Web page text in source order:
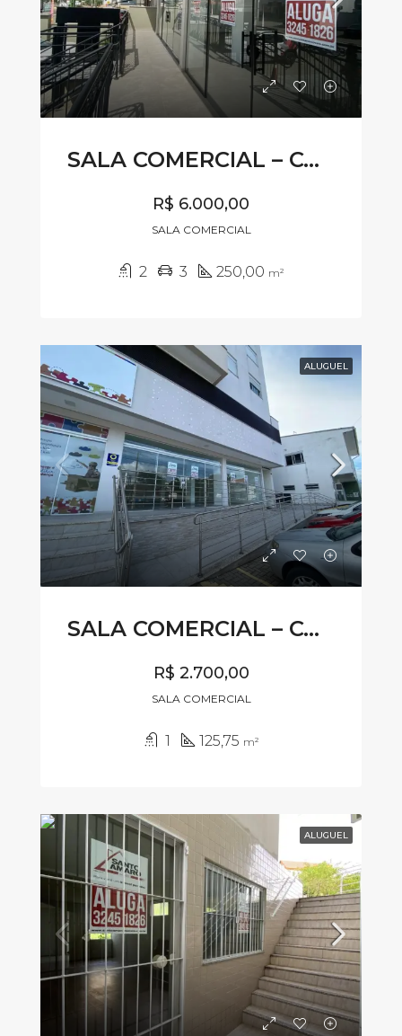
SALA COMERCIAL – CÓDIGO SL665
R$ 6.000,00
SALA COMERCIAL
2 3 250,00 m²
ALUGUEL
SALA COMERCIAL – CÓDIG SL358
R$ 2.700,00
SALA COMERCIAL
1 125,75 m²
ALUGUEL